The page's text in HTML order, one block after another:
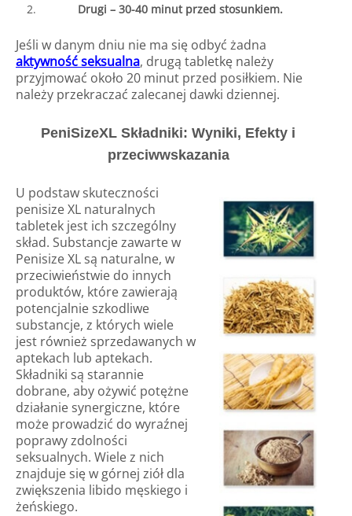
Drugi – 30-40 minut przed stosunkiem.
Jeśli w danym dniu nie ma się odbyć żadna
aktywność seksualna, drugą tabletkę należy
przyjmować około 20 minut przed posiłkiem. Nie
należy przekraczać zalecanej dawki dziennej.
PeniSizeXL Składniki: Wyniki, Efekty i
przeciwwskazania
U podstaw skuteczności
penisize XL naturalnych
tabletek jest ich szczególny
skład. Substancje zawarte w
Penisize XL są naturalne, w
przeciwieństwie do innych
produktów, które zawierają
potencjalnie szkodliwe
substancje, z których wiele
jest również sprzedawanych w
aptekach lub aptekach.
Składniki są starannie
dobrane, aby ożywić potężne
działanie synergiczne, które
może prowadzić do wyraźnej
poprawy zdolności
seksualnych. Wiele z nich
znajduje się w górnej ziół dla
zwiększenia libido męskiego i
żeńskiego.